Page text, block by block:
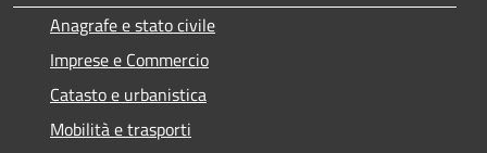
Anagrafe e stato civile
Imprese e Commercio
Catasto e urbanistica
Mobilità e trasporti